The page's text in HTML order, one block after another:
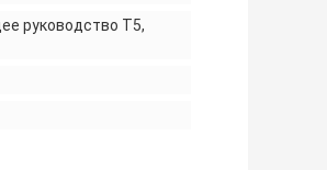
руководство T5,